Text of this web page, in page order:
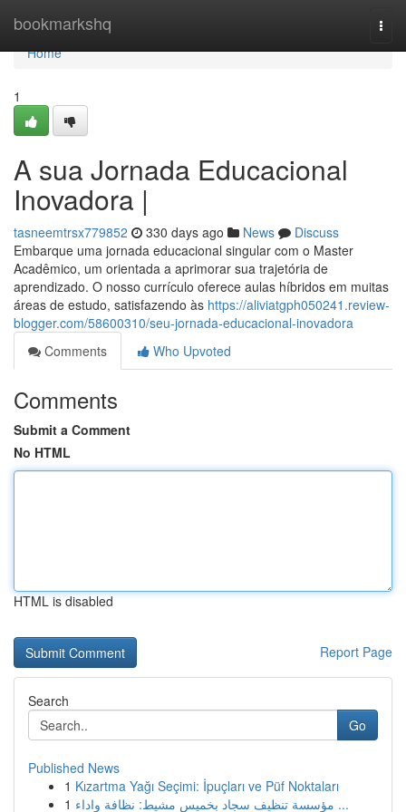
bookmarkshq
Home
Home
1
A sua Jornada Educacional
Inovadora |
tasneemtrsx779852 330 days ago News
Discuss
Embarque uma jornada educacional singular com o Master
Acadêmico, um orientada a aprimorar sua trajetória de
aprendizado. O nosso currículo oferece aulas híbridos em muitas
áreas de estudo, satisfazendo às https://aliviatgph050241.review-
blogger.com/58600310/seu-jornada-educacional-inovadora
Comments
Who Upvoted
Comments
Submit a Comment
No HTML
HTML is disabled
Report Page
Search
Go
Published News
1 Kızartma Yağı Seçimi: İpuçları ve Püf Noktaları
1
مؤسسة تنظيف سجاد بخميس مشيط: نظافة واداء ...